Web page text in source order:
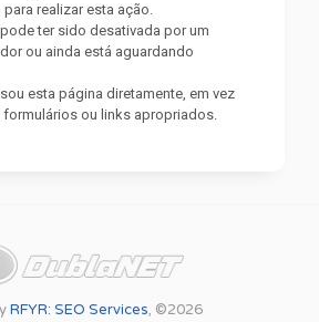
realizar esta ação.
ter sido desativada por um
ou ainda está aguardando
esta página diretamente, em vez
formulários ou links apropriados.
RFYR: SEO Services, ©2026